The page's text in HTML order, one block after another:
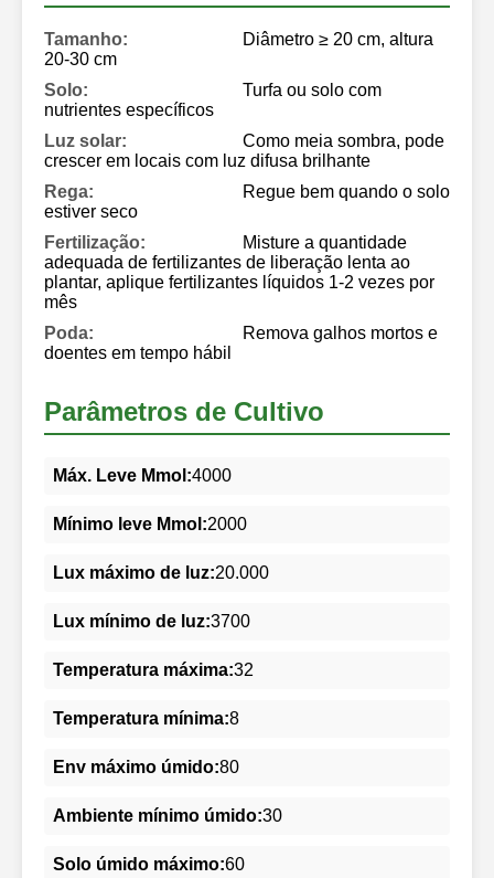
Tamanho:
Diâmetro ≥ 20 cm, altura
20-30 cm
Solo:
Turfa ou solo com
nutrientes específicos
Luz solar:
Como meia sombra, pode
crescer em locais com luz difusa brilhante
Rega:
Regue bem quando o solo
estiver seco
Fertilização:
Misture a quantidade
adequada de fertilizantes de liberação lenta ao
plantar, aplique fertilizantes líquidos 1-2 vezes por
mês
Poda:
Remova galhos mortos e
doentes em tempo hábil
Parâmetros de Cultivo
Máx. Leve Mmol:4000
Mínimo leve Mmol:2000
Lux máximo de luz:20.000
Lux mínimo de luz:3700
Temperatura máxima:32
Temperatura mínima:8
Env máximo úmido:80
Ambiente mínimo úmido:30
Solo úmido máximo:60